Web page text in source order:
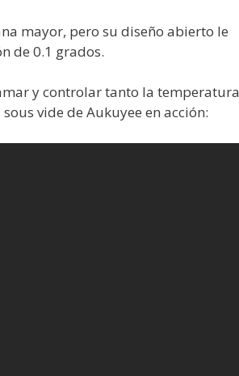
mayor, pero su diseño abierto le
de 0.1 grados.
y controlar tanto la temperatura
vide de Aukuyee en acción: